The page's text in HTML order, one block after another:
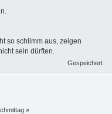
so schlimm aus, zeigen
sein dürften.
Gespeichert
»